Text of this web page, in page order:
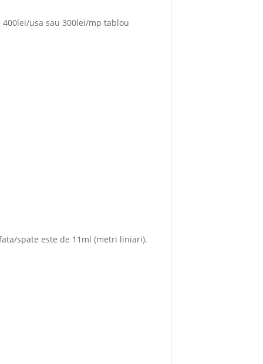
usa sau 300lei/mp tablou
spate este de 11ml (metri liniari).